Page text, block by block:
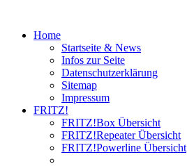
Home
Startseite & News
Infos zur Seite
Datenschutzerklärung
Sitemap
Impressum
FRITZ!
FRITZ!Box Übersicht
FRITZ!Repeater Übersicht
FRITZ!Powerline Übersicht